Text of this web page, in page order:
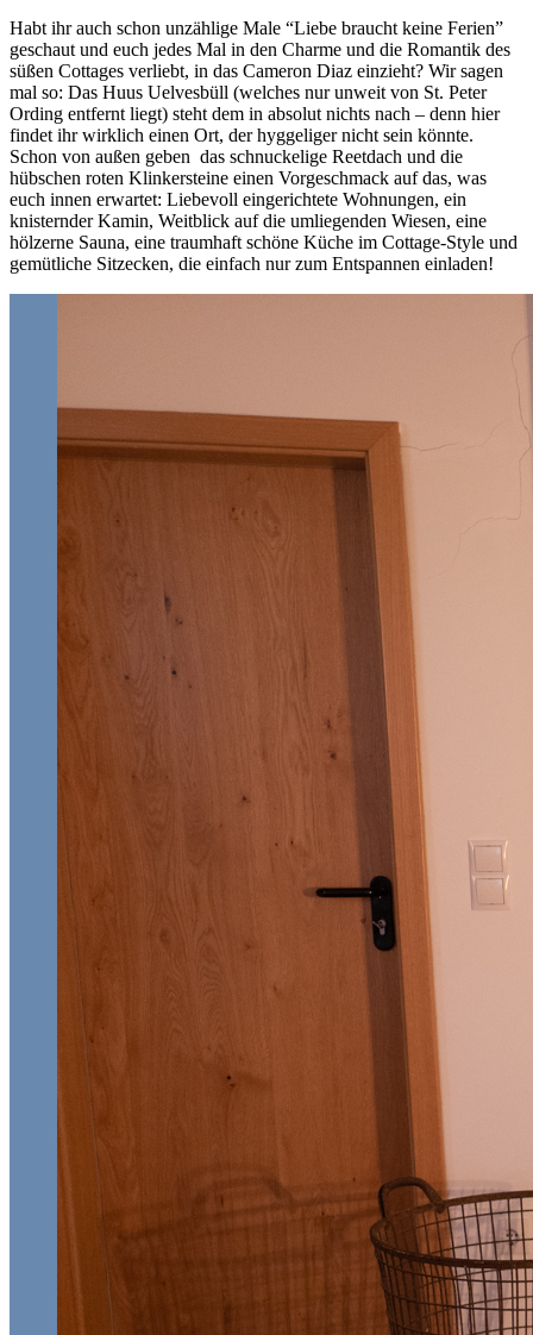
Habt ihr auch schon unzählige Male “Liebe braucht keine Ferien”
geschaut und euch jedes Mal in den Charme und die Romantik des
süßen Cottages verliebt, in das Cameron Diaz einzieht? Wir sagen
mal so: Das Huus Uelvesbüll (welches nur unweit von St. Peter
Ording entfernt liegt) steht dem in absolut nichts nach – denn hier
findet ihr wirklich einen Ort, der hyggeliger nicht sein könnte.
Schon von außen geben das schnuckelige Reetdach und die
hübschen roten Klinkersteine einen Vorgeschmack auf das, was
euch innen erwartet: Liebevoll eingerichtete Wohnungen, ein
knisternder Kamin, Weitblick auf die umliegenden Wiesen, eine
hölzerne Sauna, eine traumhaft schöne Küche im Cottage-Style und
gemütliche Sitzecken, die einfach nur zum Entspannen einladen!